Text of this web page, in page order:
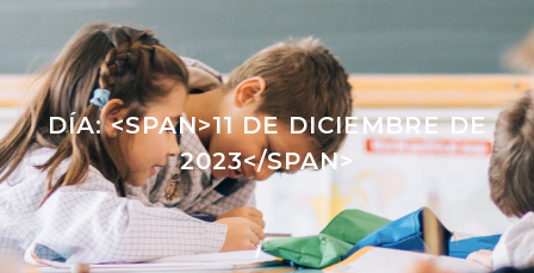
DÍA: <SPAN>11 DE DICIEMBRE DE
2023</SPAN>